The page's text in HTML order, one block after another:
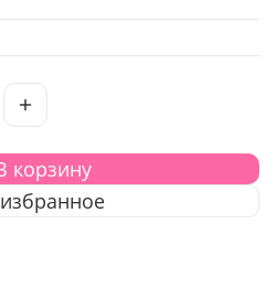
корзину